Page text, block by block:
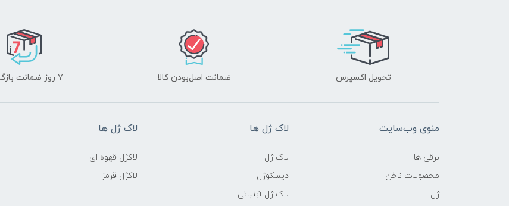
تحویل اکسپرس ضمانت اصل‌بودن کالا ۷ روز ضمانت بازگشت
منوی وب‌سایت
برقی ها
محصولات ناخن
ژل
لاک ژل ها
لاک ژل
دیسکوژل
لاک ژل آبنباتی
لاک ژل ها
لاکژل قهوه ای
لاکژل قرمز